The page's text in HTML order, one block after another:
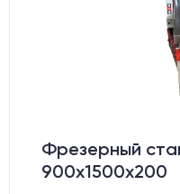
Фрезерный
900х1500х200